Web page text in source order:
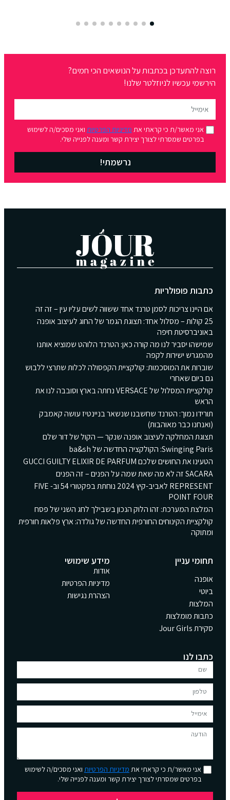
רוצה להתעדכן בכתבות על הנושאים הכי חמים?
הירשמי עכשיו לניוזלטר שלנו!
אני מאשר/ת כי קראתי אתמדיניות הפרטיותואני מסכים/ה לשימוש
בפרטים שמסרתי לצורך יצירת קשר ומענה לפנייה שלי.
נרשמתי!
כתבות פופולריות
אם היינו צריכות לסמן טרנד אחד ששווה לשים עליו עין – זה זה
25 קולות – מסלול אחד: תצוגת הגמר של החוג לעיצוב אופנה
באוניברסיטת חיפה
שמישהו יסביר לנו מה קורה כאן: הטרנד הלוהט שמוציא אותנו
מהמגרש ישירות לקפה
שוברות את המוסכמות: קולקציית הקפסולה לכלות שתרצי ללבוש
גם ביום שאחרי
קולקציית המסלול של VERSACE נחתה בארץ וסובבה לנו את
הראש
תורידו נמוך: הטרנד שחשבנו שנשאר בניינטיז עושה קאמבק
(ואנחנו כבר מאוהבות)
תצוגת המחלקה לעיצוב אופנה שנקר — הקול של דור שלם
Swinging Paris: הקולקציה החדשה של ba&sh
הטעינו את החושים שלכם GUCCI GUILTY ELIXIR DE PARFUM
SACARA זה לא מה שאת שמה על הפנים – זה הפנים
REPRESENT לאביב-קיץ 2024 נוחתת בפקטורי 54 וב- FIVE
POINT FOUR
המלצת המערכת: זהו הלוק הנכון בשבילך לחג השני של פסח
קולקציית הקינוחים החורפית החדשה של גולדה: ארץ פלאות חורפית
ומתוקה
תחומי עניין
אופנה
ביוטי
המלצות
כתבות מומלצות
סקירת Jour Girls
מידע שימושי
אודות
מדיניות הפרטיות
הצהרת נגישות
כתבו לנו
אני מאשר/ת כי קראתי אתמדיניות הפרטיותואני מסכים/ה לשימוש
בפרטים שמסרתי לצורך יצירת קשר ומענה לפנייה שלי.